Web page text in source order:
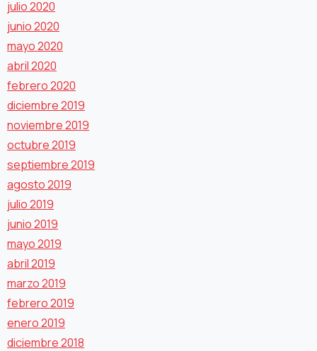
julio 2020
junio 2020
mayo 2020
abril 2020
febrero 2020
diciembre 2019
noviembre 2019
octubre 2019
septiembre 2019
agosto 2019
julio 2019
junio 2019
mayo 2019
abril 2019
marzo 2019
febrero 2019
enero 2019
diciembre 2018